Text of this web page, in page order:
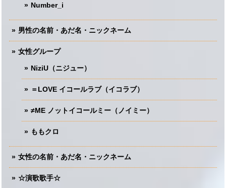
Number_i
男性の名前・あだ名・ニックネーム
女性グループ
NiziU（ニジュー）
＝LOVE イコールラブ（イコラブ）
≠ME ノットイコールミー（ノイミー）
ももクロ
女性の名前・あだ名・ニックネーム
☆演歌歌手☆